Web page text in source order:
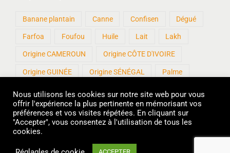
Banane plantain Canne Confisen Dégué
Farfoa Foufou Huile Lait Lakh
Origine CAMEROUN Origine CÔTE D'IVOIRE
Origine GUINÉE Origine SÉNÉGAL Palme
Patisen Produits artisanaux Roux
sans Gluten Sucre Thiakry Thiere
Nous utilisons les cookies sur notre site web pour vous
offrir l'expérience la plus pertinente en mémorisant vos
préférences et vos visites répétées. En cliquant sur
"Accepter", vous consentez à l'utilisation de tous les
cookies.